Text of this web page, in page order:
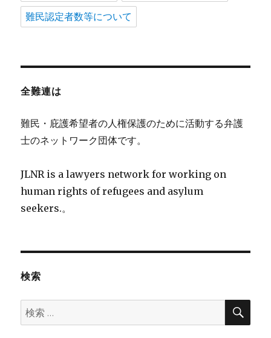
難民認定者数等について
全難連は
難民・庇護希望者の人権保護のために活動する弁護
士のネットワーク団体です。
JLNR is a lawyers network for working on
human rights of refugees and asylum
seekers.。
検索
検
索:
検